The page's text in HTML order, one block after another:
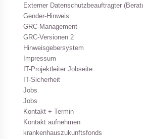
Externer Datenschutzbeauftragter
Gender-Hinweis
GRC-Management
GRC-Versionen 2
Hinweisgebersystem
Impressum
IT-Projektleiter Jobseite
IT-Sicherheit
Jobs
Jobs
Kontakt + Termin
Kontakt aufnehmen
krankenhauszukunftsfonds